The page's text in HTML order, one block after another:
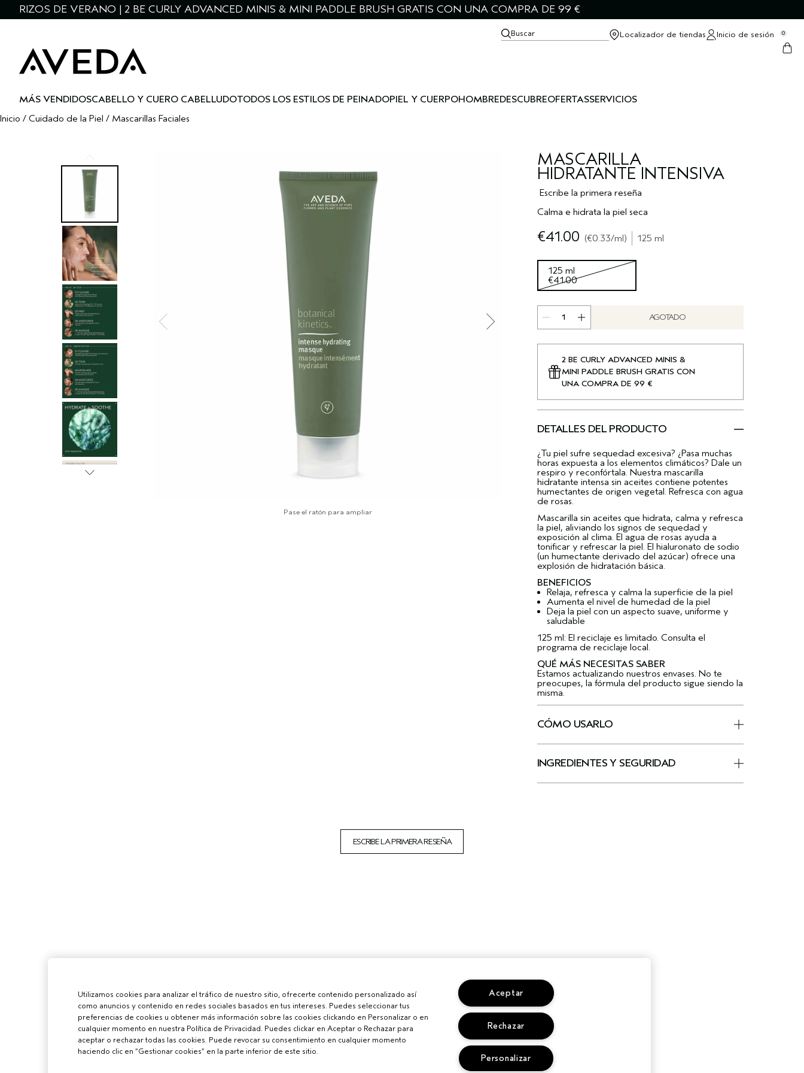
RIZOS DE VERANO | 2 BE CURLY ADVANCED MINIS & MINI PADDLE BRUSH GRATIS CON UNA COMPRA DE 99 €
Buscar Localizador de tiendas Inicio de sesión 0
MÁS VENDIDOSCABELLO Y CUERO CABELLUDOTODOS LOS ESTILOS DE PEINADOPIEL Y CUERPOHOMBREDESCUBREOFERTASSERVICIOS
Inicio / Cuidado de la Piel / Mascarillas Faciales
MASCARILLA
HIDRATANTE INTENSIVA
Escribe la primera reseña
Calma e hidrata la piel seca
Pase el ratón para ampliar
€41.00 €0.33/ml 125 ml
125 ml
€41.00
AGOTADO
2 BE CURLY ADVANCED MINIS &
MINI PADDLE BRUSH GRATIS CON
UNA COMPRA DE 99 €
DETALLES DEL PRODUCTO
¿Tu piel sufre sequedad excesiva? ¿Pasa muchas
horas expuesta a los elementos climáticos? Dale un
respiro y reconfórtala. Nuestra mascarilla
hidratante intensa sin aceites contiene potentes
humectantes de origen vegetal. Refresca con agua
de rosas.
Mascarilla sin aceites que hidrata, calma y refresca
la piel, aliviando los signos de sequedad y
exposición al clima. El agua de rosas ayuda a
tonificar y refrescar la piel. El hialuronato de sodio
(un humectante derivado del azúcar) ofrece una
explosión de hidratación básica.
BENEFICIOS
Relaja, refresca y calma la superficie de la piel
Aumenta el nivel de humedad de la piel
Deja la piel con un aspecto suave, uniforme y
saludable
125 ml: El reciclaje es limitado. Consulta el
programa de reciclaje local.
QUÉ MÁS NECESITAS SABER
Estamos actualizando nuestros envases. No te
preocupes, la fórmula del producto sigue siendo la
misma.
CÓMO USARLO
INGREDIENTES Y SEGURIDAD
ESCRIBE LA PRIMERA RESEÑA
Utilizamos cookies para analizar el tráfico de nuestro sitio, ofrecerte contenido personalizado así
como anuncios y contenido en redes sociales basados en tus intereses. Puedes seleccionar tus
preferencias de cookies u obtener más información sobre las cookies clickando en Personalizar o en
cualquier momento en nuestra Política de Privacidad. Puedes clickar en Aceptar o Rechazar para
aceptar o rechazar todas las cookies. Puede revocar su consentimiento en cualquier momento
haciendo clic en “Gestionar cookies” en la parte inferior de este sitio.
Aceptar
Rechazar
Personalizar